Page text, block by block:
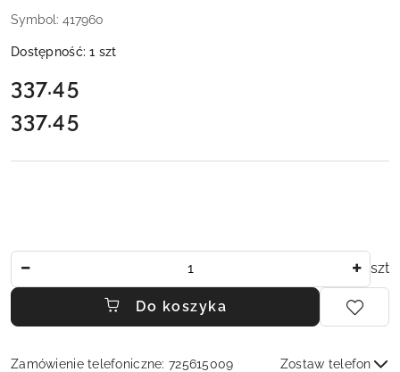
Symbol: 417960
Dostępność:1 szt
cena:
337.45
Cena:
337.45
szt
Do koszyka
Zamówienie telefoniczne: 725615009 Zostaw telefon